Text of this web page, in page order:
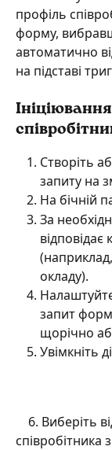
профіль
форму,
автоматично
на підставі
Створіть
запиту на
На бічній
За
окладу).
запит
щорічно
Увімкніть
співробітника